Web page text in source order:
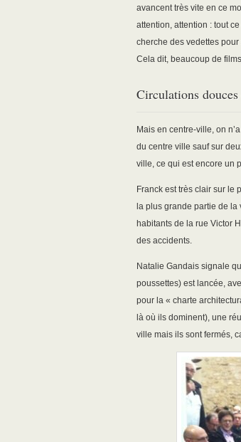
avancent très vite en ce
attention, attention : tout
cherche des vedettes
Cela dit, beaucoup de
Circulations
Mais en centre-ville, on
du centre ville sauf sur
ville, ce qui est encore un
Franck est très clair sur le
la plus grande partie de
habitants de la rue Victor
des accidents.
Natalie Gandais signale
poussettes) est lancée,
pour la « charte
là où ils dominent), une
ville mais ils sont fermés,